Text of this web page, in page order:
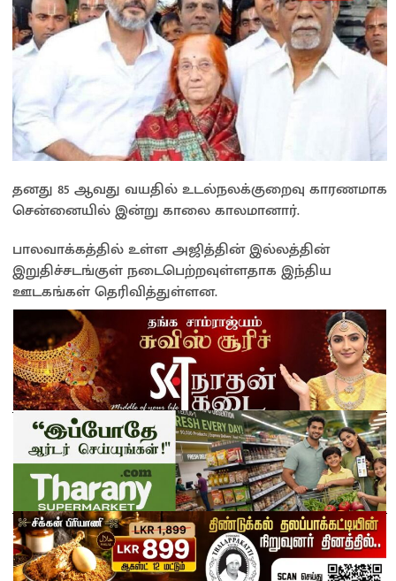
தனது 85 ஆவது வயதில் உடல்நலக்குறைவு காரணமாக
சென்னையில் இன்று காலை காலமானார்.
பாலவாக்கத்தில் உள்ள அஜித்தின் இல்லத்தின்
இறுதிச்சடங்குள் நடைபெற்றவுள்ளதாக இந்திய
ஊடகங்கள் தெரிவித்துள்ளன.